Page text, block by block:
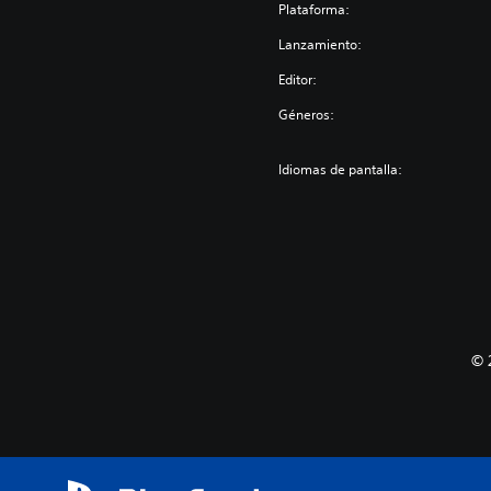
Plataforma:
Lanzamiento:
Editor:
Géneros:
Idiomas de pantalla:
©